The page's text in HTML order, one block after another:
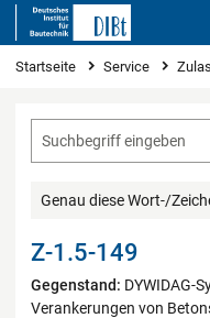
Sie sind hier
Startseite Service
Genau diese Wort-/
Z-1.5-149
Gegenstand: DYWIDAG-
Verankerungen von